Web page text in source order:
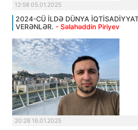
12:58 05.01.2025
2024-CÜ İLDƏ DÜNYA
VERƏNLƏR. - Səlahəddin Piriyev
20:28 16.01.2025